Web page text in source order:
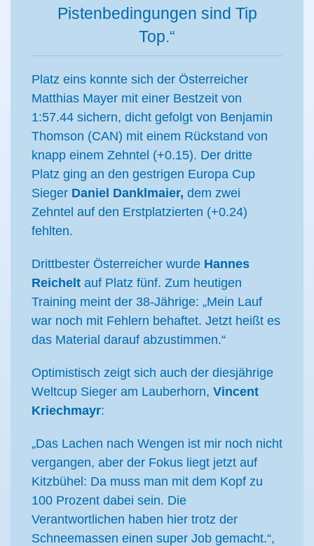
Pistenbedingungen sind Tip
Top.“
Platz eins konnte sich der Österreicher
Matthias Mayer mit einer Bestzeit von
1:57.44 sichern, dicht gefolgt von Benjamin
Thomson (CAN) mit einem Rückstand von
knapp einem Zehntel (+0.15). Der dritte
Platz ging an den gestrigen Europa Cup
Sieger Daniel Danklmaier, dem zwei
Zehntel auf den Erstplatzierten (+0.24)
fehlten.
Drittbester Österreicher wurde Hannes
Reichelt auf Platz fünf. Zum heutigen
Training meint der 38-Jährige: „Mein Lauf
war noch mit Fehlern behaftet. Jetzt heißt es
das Material darauf abzustimmen.“
Optimistisch zeigt sich auch der diesjährige
Weltcup Sieger am Lauberhorn, Vincent
Kriechmayr:
„Das Lachen nach Wengen ist mir noch nicht
vergangen, aber der Fokus liegt jetzt auf
Kitzbühel: Da muss man mit dem Kopf zu
100 Prozent dabei sein. Die
Verantwortlichen haben hier trotz der
Schneemassen einen super Job gemacht.“,